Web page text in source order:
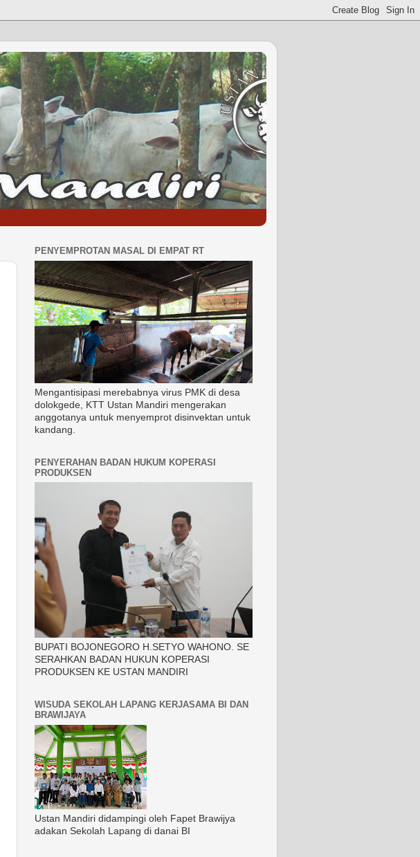
PENYEMPROTAN MASAL DI EMPAT RT
Mengantisipasi merebabnya virus PMK di desa
dolokgede, KTT Ustan Mandiri mengerakan
anggotanya untuk menyemprot disinvektan untuk
kandang.
PENYERAHAN BADAN HUKUM KOPERASI
PRODUKSEN
BUPATI BOJONEGORO H.SETYO WAHONO. SE
SERAHKAN BADAN HUKUN KOPERASI
PRODUKSEN KE USTAN MANDIRI
WISUDA SEKOLAH LAPANG KERJASAMA BI DAN
BRAWIJAYA
Ustan Mandiri didampingi oleh Fapet Brawijya
adakan Sekolah Lapang di danai BI